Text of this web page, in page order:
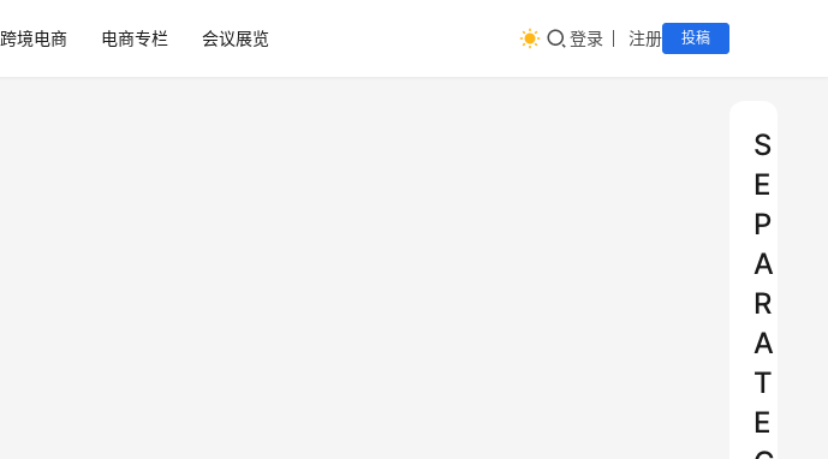
跨境电商 电商专栏 会议展览 登录 注册 投稿
S
E
P
A
R
A
T
E